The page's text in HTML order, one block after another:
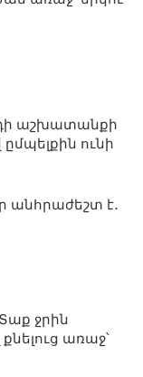
աշխատանքի
ունի
է․
ջրին
առաջ՝